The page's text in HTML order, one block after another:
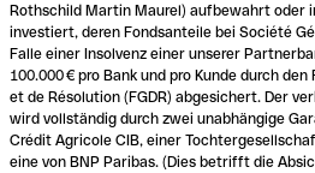
Rothschild Martin Maurel) aufbewahrt oder
investiert, deren Fondsanteile bei Société
Falle einer Insolvenz einer unserer
100.000 € pro Bank und pro Kunde durch
et de Résolution (FGDR) abgesichert. Der
wird vollständig durch zwei unabhängige
Crédit Agricole CIB, einer
eine von BNP Paribas. (Dies betrifft die